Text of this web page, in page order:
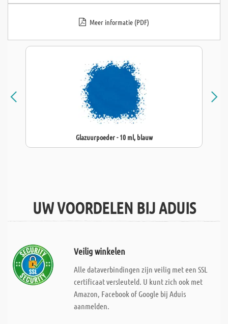
Meer informatie (PDF)
Glazuurpoeder - 10 ml, blauw
UW VOORDELEN BIJ ADUIS
Veilig winkelen
Alle dataverbindingen zijn veilig met een SSL
certificaat versleuteld. U kunt zich ook met
Amazon, Facebook of Google bij Aduis
aanmelden.